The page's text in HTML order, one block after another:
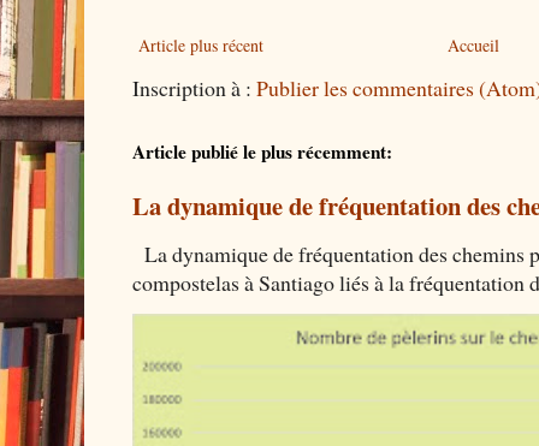
Article plus récent Accueil
Inscription à : Publier les commentaires
Article publié le plus récemment:
La dynamique de fréquentation des
La dynamique de fréquentation des chemins
compostelas à Santiago liés à la fréquentation